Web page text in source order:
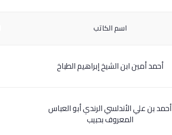
اسم الكاتب
أحمد أمين ابن الشيخ إبراهيم الطباخ
أحمد بن علي الأندلسي الرندي أبو العباس
المعروف بحبيب